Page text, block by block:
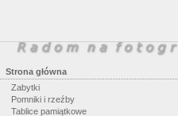
Strona główna
Zabytki
Pomniki i rzeźby
Tablice pamiątkowe